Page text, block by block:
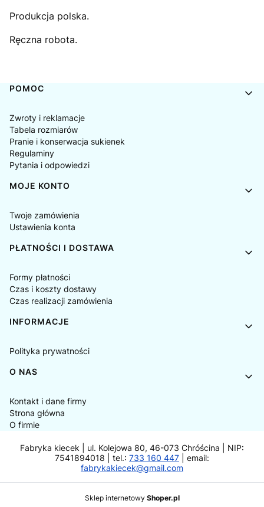
Produkcja polska.
Ręczna robota.
Linki w stopce
POMOC
Zwroty i reklamacje
Tabela rozmiarów
Pranie i konserwacja sukienek
Regulaminy
Pytania i odpowiedzi
MOJE KONTO
Twoje zamówienia
Ustawienia konta
PŁATNOŚCI I DOSTAWA
Formy płatności
Czas i koszty dostawy
Czas realizacji zamówienia
INFORMACJE
Polityka prywatności
O NAS
Kontakt i dane firmy
Strona główna
O firmie
Fabryka kiecek | ul. Kolejowa 80, 46-073 Chróścina | NIP:
7541894018 | tel.: 733 160 447 | email:
fabrykakiecek@gmail.com
Sklep internetowy Shoper.pl